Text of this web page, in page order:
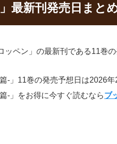
最新刊発売日まと
ッペン」の最新刊である11巻
篇-」11巻の発売予想日は2026
-」をお得に今すぐ読むならブ